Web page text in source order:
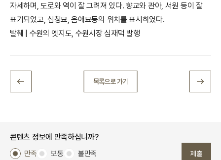
자세하며, 도로와 역이 잘 그려져 있다. 향교와 관아, 서원 등이 잘
표기되었고, 십청묘, 음애묘등의 위치를 표시하였다.
발췌 | 수원의 옛지도, 수원시장 심재덕 발행
목록으로 가기
콘텐츠 정보에 만족하십니까?
만족 보통 불만족 제출